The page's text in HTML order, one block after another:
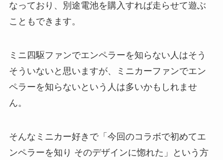
なっており、別途電池を購入すれば走らせて遊ぶ
こともできます。
ミニ四駆ファンでエンペラーを知らない人はそう
そういないと思いますが、ミニカーファンでエン
ペラーを知らないという人は多いかもしれませ
ん。
そんなミニカー好きで「今回のコラボで初めてエ
ンペラーを知り そのデザインに惚れた」という方